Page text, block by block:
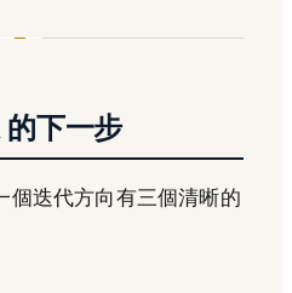
下一步
個迭代方向有三個清晰的